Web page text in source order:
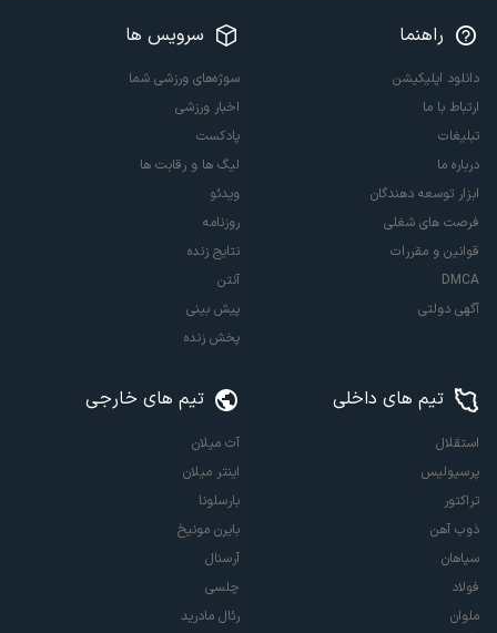
راهنما
دانلود اپلیکیشن
ارتباط با ما
تبلیغات
درباره ما
ابزار توسعه دهندگان
فرصت های شغلی
قوانین و مقررات
DMCA
آگهی دولتی
سرویس ها
سوژه‌های ورزشی شما
اخبار ورزشی
پادکست
لیگ ها و رقابت ها
ویدئو
روزنامه
نتایج زنده
آنتن
پیش بینی
پخش زنده
تیم های داخلی
استقلال
پرسپولیس
تراکتور
ذوب آهن
سپاهان
فولاد
ملوان
تیم های خارجی
آث میلان
اینتر میلان
بارسلونا
بایرن مونیخ
آرسنال
چلسی
رئال مادرید